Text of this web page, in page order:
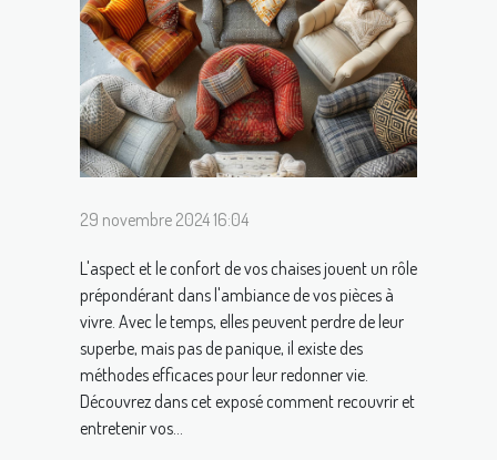
29 novembre 2024 16:04
L'aspect et le confort de vos chaises jouent un rôle
prépondérant dans l'ambiance de vos pièces à
vivre. Avec le temps, elles peuvent perdre de leur
superbe, mais pas de panique, il existe des
méthodes efficaces pour leur redonner vie.
Découvrez dans cet exposé comment recouvrir et
entretenir vos...